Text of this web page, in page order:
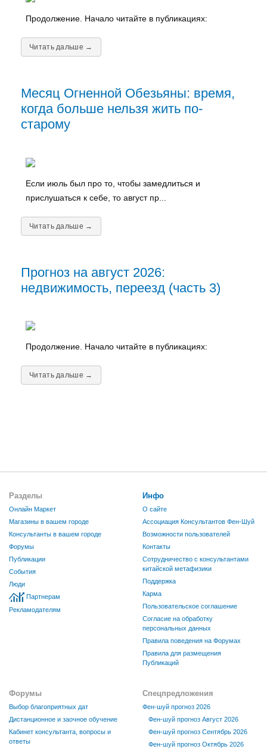
Продолжение. Начало читайте в публикациях:
Читать дальше →
Месяц Огненной Обезьяны: время,
когда больше нельзя жить по-
старому
Если июль был про то, чтобы замедлиться и
прислушаться к себе, то август пр...
Читать дальше →
Прогноз на август 2026:
недвижимость, переезд (часть 3)
Продолжение. Начало читайте в публикациях:
Читать дальше →
Разделы
Онлайн Маркет
Магазины в вашем городе
Консультанты в вашем городе
Форумы
Публикации
События
Люди
Партнерам
Рекламодателям
Инфо
О сайте
Ассоциация Консультантов Фен-Шуй
Возможности пользователей
Контакты
Сотрудничество с консультантами
китайской метафизики
Поддержка
Карма
Пользовательское соглашение
Согласие на обработку
персональных данных
Правила поведения на Форумах
Правила для размещения
Публикаций
Форумы
Выбор благоприятных дат
Дистанционное и заочное обучение
Кабинет консультанта, вопросы и
ответы
Спецпредложения
Фен-шуй прогноз 2026
Фен-шуй прогноз Август 2026
Фен-шуй прогноз Сентябрь 2026
Фен-шуй прогноз Октябрь 2026